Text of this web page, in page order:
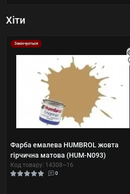
Хіти
Закінчується
Фарба емалева HUMBROL жовта
гірчична матова (HUM-N093)
Код товару: 14308~16
0